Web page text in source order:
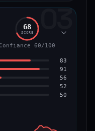
24 H
30 J
%
CAPI.
69/100
03
68
SCORE
Confiance 60/100
83
91
56
52
50